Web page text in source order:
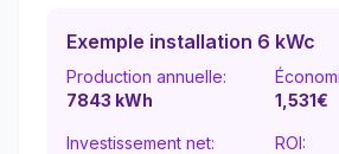
Exemple installation 6 kWc
Production annuelle:
7843 kWh
1,531€
Investissement net:
ROI: